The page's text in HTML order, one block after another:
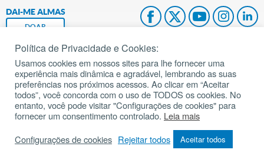
DAI-ME ALMAS
DOAR
Fundação João Paulo II
Pedido de Oração
Mapa do site
Todos os direitos reservados.
Política de Privacidade e Cookies:
Usamos cookies em nossos sites para lhe fornecer uma
experiência mais dinâmica e agradável, lembrando as suas
preferências nos próximos acessos. Ao clicar em “Aceitar
todos”, você concorda com o uso de TODOS os cookies. No
entanto, você pode visitar "Configurações de cookies" para
fornecer um consentimento controlado. Leia mais
Configurações de cookies Rejeitar todos Aceitar todos